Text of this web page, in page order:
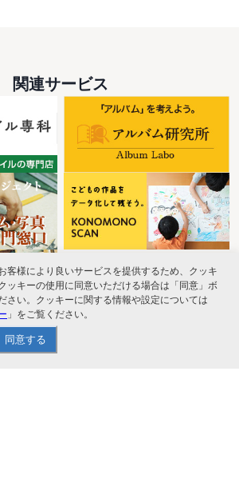
関連サービス
客様により良いサービスを提供するため、クッキ
ッキーの使用に同意いただける場合は「同意」ボ
さい。クッキーに関する情報や設定については
」をご覧ください。
同意する